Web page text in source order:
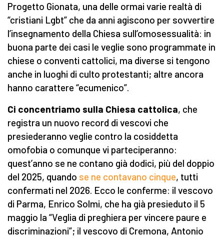
Progetto Gionata, una delle ormai varie realtà di
“cristiani Lgbt” che da anni agiscono per sovvertire
l’insegnamento della Chiesa sull’omosessualità: in
buona parte dei casi le veglie sono programmate in
chiese o conventi cattolici, ma diverse si tengono
anche in luoghi di culto protestanti; altre ancora
hanno carattere “ecumenico”.
Ci concentriamo sulla Chiesa cattolica, che
registra un nuovo record di vescovi che
presiederanno veglie contro la cosiddetta
omofobia o comunque vi parteciperanno:
quest’anno se ne contano già dodici, più del doppio
del 2025, quando se ne contavano cinque, tutti
confermati nel 2026. Ecco le conferme: il vescovo
di Parma, Enrico Solmi, che ha già presieduto il 5
maggio la “Veglia di preghiera per vincere paure e
discriminazioni”; il vescovo di Cremona, Antonio